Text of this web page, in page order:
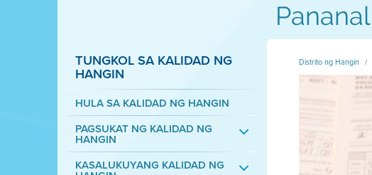
TUNGKOL SA KALIDAD NG
HANGIN
HULA SA KALIDAD NG HANGIN
PAGSUKAT NG KALIDAD NG
HANGIN
KASALUKUYANG KALIDAD NG
Distrito ng Hangin